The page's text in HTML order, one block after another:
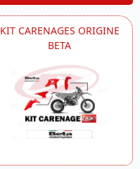
KIT CARENAGES ORIGINE
BETA